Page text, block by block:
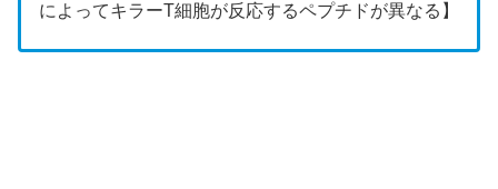
によってキラーT細胞が反応するペプチドが異なる】